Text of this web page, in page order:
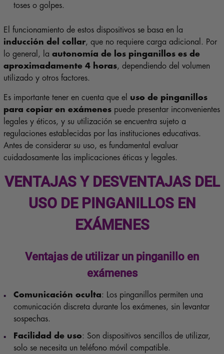
toses o golpes.
El funcionamiento de estos dispositivos se basa en la
inducción del collar, que no requiere carga adicional. Por
lo general, la autonomía de los pinganillos es de
aproximadamente 4 horas, dependiendo del volumen
utilizado y otros factores.
Es importante tener en cuenta que el uso de pinganillos
para copiar en exámenespuede presentar inconvenientes
legales y éticos, y su utilización se encuentra sujeto a
regulaciones establecidas por las instituciones educativas.
Antes de considerar su uso, es fundamental evaluar
cuidadosamente las implicaciones éticas y legales.
VENTAJAS Y DESVENTAJAS DEL
USO DE PINGANILLOS EN
EXÁMENES
Ventajas de utilizar un pinganillo en
exámenes
Comunicación oculta: Los pinganillos permiten una
comunicación discreta durante los exámenes, sin levantar
sospechas.
Facilidad de uso: Son dispositivos sencillos de utilizar,
solo se necesita un teléfono móvil compatible.